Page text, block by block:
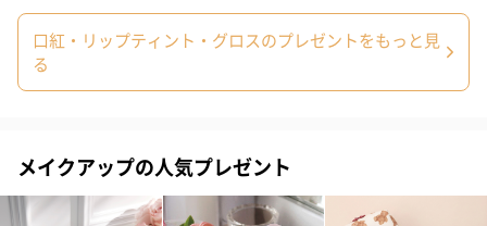
おしゃれなロゴ入りデザインのパッケージがお祝いの贈り物にも
ぴったりです。いつでもケアできるよう、持ち運びにも便利なサ
イズ感が魅力のホリデークラッカー。お誕生日やクリスマス、母
の日の贈り物にぜひ、いかがでしょうか。
商品詳細情報
口紅・リップティント・グロスのプレゼントをもっと見
る
メイクアップの人気プレゼント